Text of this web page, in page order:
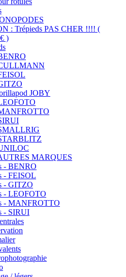
: Trépieds PAS CHER !!!! (
)
JOBY
MARQUES
- BENRO
- FEISOL
- GITZO
- LEOFOTO
- MANFROTTO
- SIRUI